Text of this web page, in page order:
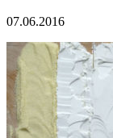
07.06.2016